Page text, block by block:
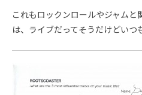
これもロックンロールやジャムと
は、ライブだってそうだけどいつ